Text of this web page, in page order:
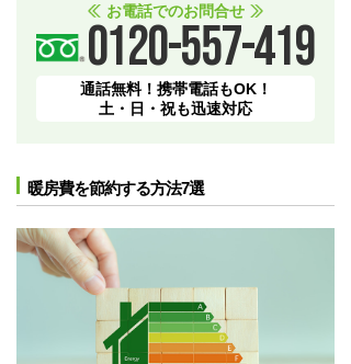
お電話でのお問合せ
0120-557-419
通話無料！携帯電話もOK！
土・日・祝も迅速対応
暖房費を節約する方法7選